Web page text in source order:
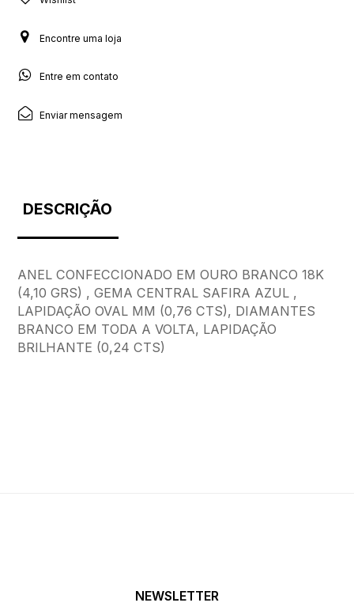
Encontre uma loja
Entre em contato
Enviar mensagem
DESCRIÇÃO
ANEL CONFECCIONADO EM OURO BRANCO 18K
(4,10 GRS) , GEMA CENTRAL SAFIRA AZUL ,
LAPIDAÇÃO OVAL MM (0,76 CTS), DIAMANTES
BRANCO EM TODA A VOLTA, LAPIDAÇÃO
BRILHANTE (0,24 CTS)
NEWSLETTER